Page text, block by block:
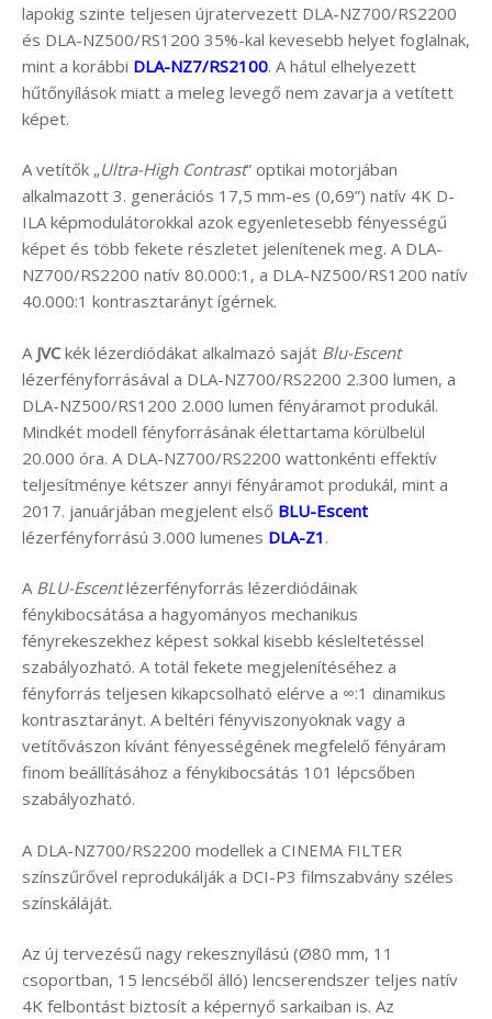
lapokig szinte teljesen újratervezett DLA-NZ700/RS2200
és DLA-NZ500/RS1200 35%-kal kevesebb helyet foglalnak,
mint a korábbi DLA-NZ7/RS2100. A hátul elhelyezett
hűtőnyílások miatt a meleg levegő nem zavarja a vetített
képet.
A vetítők „Ultra-High Contrast” optikai motorjában
alkalmazott 3. generációs 17,5 mm-es (0,69”) natív 4K D-
ILA képmodulátorokkal azok egyenletesebb fényességű
képet és több fekete részletet jelenítenek meg. A DLA-
NZ700/RS2200 natív 80.000:1, a DLA-NZ500/RS1200 natív
40.000:1 kontrasztarányt ígérnek.
A JVCkék lézerdiódákat alkalmazó saját Blu-Escent
lézerfényforrásával a DLA-NZ700/RS2200 2.300 lumen, a
DLA-NZ500/RS1200 2.000 lumen fényáramot produkál.
Mindkét modell fényforrásának élettartama körülbelül
20.000 óra. A DLA-NZ700/RS2200 wattonkénti effektív
teljesítménye kétszer annyi fényáramot produkál, mint a
2017. januárjában megjelent első BLU-Escent
lézerfényforrású 3.000 lumenes DLA-Z1 .
A BLU-Escentlézerfényforrás lézerdiódáinak
fénykibocsátása a hagyományos mechanikus
fényrekeszekhez képest sokkal kisebb késleltetéssel
szabályozható. A totál fekete megjelenítéséhez a
fényforrás teljesen kikapcsolható elérve a ∞:1 dinamikus
kontrasztarányt. A beltéri fényviszonyoknak vagy a
vetítővászon kívánt fényességének megfelelő fényáram
finom beállításához a fénykibocsátás 101 lépcsőben
szabályozható.
A DLA-NZ700/RS2200 modellek a CINEMA FILTER
színszűrővel reprodukálják a DCI-P3 filmszabvány széles
színskáláját.
Az új tervezésű nagy rekesznyílású (Ø80 mm, 11
csoportban, 15 lencséből álló) lencserendszer teljes natív
4K felbontást biztosít a képernyő sarkaiban is. Az